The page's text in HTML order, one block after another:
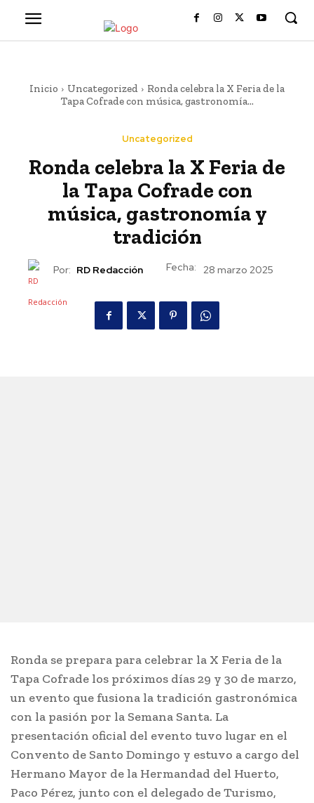
Inicio Uncategorized
Ronda celebra la X Feria de la
Tapa Cofrade con música, gastronomía...
Uncategorized
Ronda celebra la X Feria de
la Tapa Cofrade con
música, gastronomía y
tradición
Por: RD Redacción Fecha: 28 marzo 2025
Ronda se prepara para celebrar la X Feria de la
Tapa Cofrade los próximos días 29 y 30 de marzo,
un evento que fusiona la tradición gastronómica
con la pasión por la Semana Santa. La
presentación oficial del evento tuvo lugar en el
Convento de Santo Domingo y estuvo a cargo del
Hermano Mayor de la Hermandad del Huerto,
Paco Pérez, junto con el delegado de Turismo,